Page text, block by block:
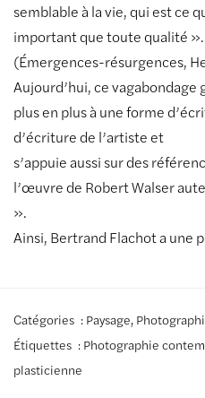
semblable à la vie, qui est ce
important que toute qualité ».
(Émergences-résurgences,
Aujourd’hui, ce vagabondage
plus en plus à une forme
d’écriture de l’artiste et
s’appuie aussi sur des
l’œuvre de Robert Walser
».
Ainsi, Bertrand Flachot a une
Catégories : Paysage,
Étiquettes : Photographie
plasticienne